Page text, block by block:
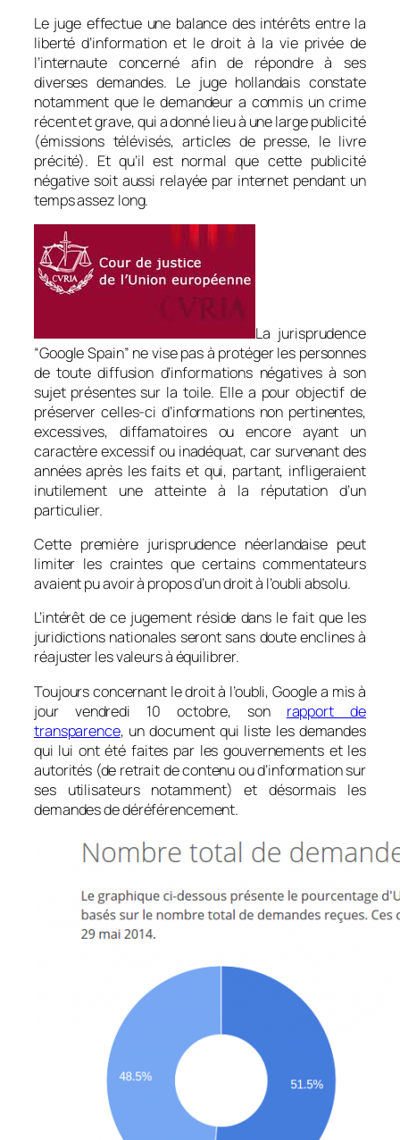
Le juge effectue une balance des intérêts entre la
liberté d’information et le droit à la vie privée de
l’internaute concerné afin de répondre à ses
diverses demandes. Le juge hollandais constate
notamment que le demandeur a commis un crime
récent et grave, qui a donné lieu à une large publicité
(émissions télévisés, articles de presse, le livre
précité). Et qu’il est normal que cette publicité
négative soit aussi relayée par internet pendant un
temps assez long.
La jurisprudence
“Google Spain” ne vise pas à protéger les personnes
de toute diffusion d’informations négatives à son
sujet présentes sur la toile. Elle a pour objectif de
préserver celles-ci d’informations non pertinentes,
excessives, diffamatoires ou encore ayant un
caractère excessif ou inadéquat, car survenant des
années après les faits et qui, partant, infligeraient
inutilement une atteinte à la réputation d’un
particulier.
Cette première jurisprudence néerlandaise peut
limiter les craintes que certains commentateurs
avaient pu avoir à propos d’un droit à l’oubli absolu.
L’intérêt de ce jugement réside dans le fait que les
juridictions nationales seront sans doute enclines à
réajuster les valeurs à équilibrer.
Toujours concernant le droit à l’oubli, Google a mis à
jour vendredi 10 octobre, son rapport de
transparence, un document qui liste les demandes
qui lui ont été faites par les gouvernements et les
autorités (de retrait de contenu ou d’information sur
ses utilisateurs notamment) et désormais les
demandes de déréférencement.